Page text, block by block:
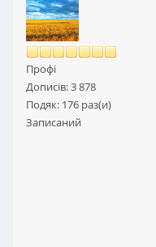
Профі
Дописів: 3 878
Подяк: 176 раз(и)
Записаний